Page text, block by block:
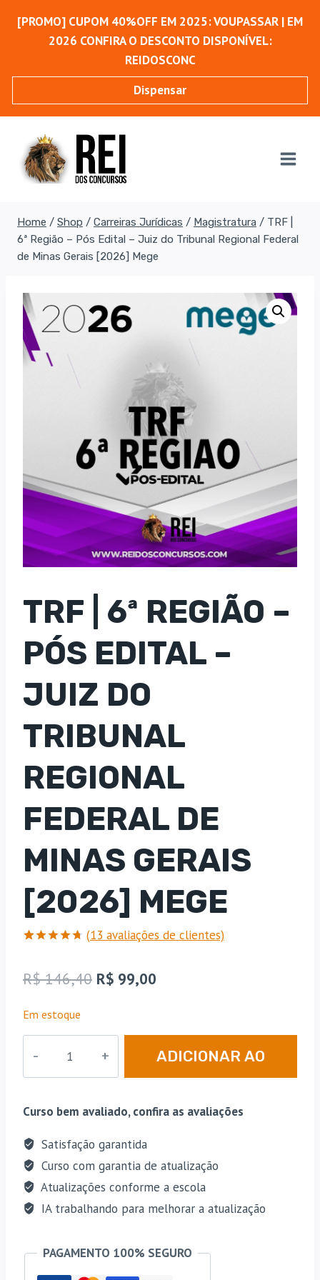
para[PROMO] CUPOM 40%OFF EM 2025: VOUPASSAR | EM
2026 CONFIRA O DESCONTO DISPONÍVEL:
REIDOSCONC
Dispensar
Home / Shop / Carreiras Jurídicas / Magistratura / TRF |
6ª Região – Pós Edital – Juiz do Tribunal Regional Federal
de Minas Gerais [2026] Mege
TRF | 6ª REGIÃO –
PÓS EDITAL –
JUIZ DO
TRIBUNAL
REGIONAL
FEDERAL DE
MINAS GERAIS
[2026] MEGE
de 5, com
baseado
avaliações
clientes
(13 avaliações de clientes)
R$146,40 O
era:
R$ 146,40.
R$ 99,00
é:
R$ 99,00.
Em estoque
6ª
Pós
Edital
-
Juiz
do
Regional
Federal
ADICIONAR AO
Curso bem avaliado, confira as avaliações
Satisfação garantida
Curso com garantia de atualização
Atualizações conforme a escola
IA trabalhando para melhorar a atualização
PAGAMENTO 100% SEGURO